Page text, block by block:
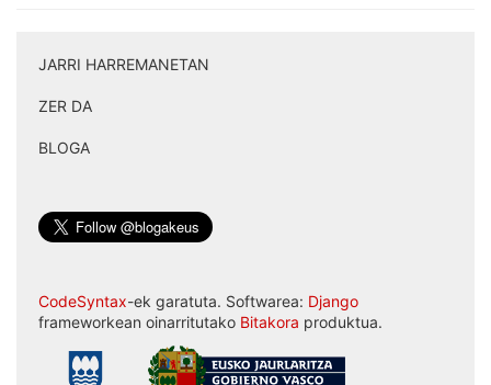
JARRI HARREMANETAN
ZER DA
BLOGA
CodeSyntax-ek garatuta. Softwarea: Django
frameworkean oinarritutako Bitakora produktua.